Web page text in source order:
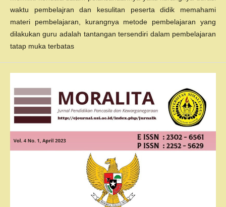
waktu pembelajran dan kesulitan peserta didik memahami
materi pembelajaran, kurangnya metode pembelajaran yang
dilakukan guru adalah tantangan tersendiri dalam pembelajaran
tatap muka terbatas